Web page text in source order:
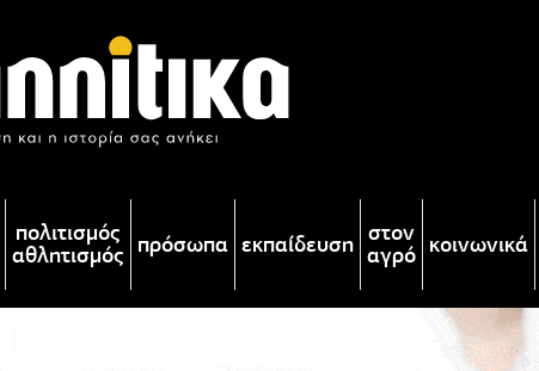
πολιτισμός
αθλητισμός πρόσωπα εκπαίδευση στον
αγρό κοινωνικά